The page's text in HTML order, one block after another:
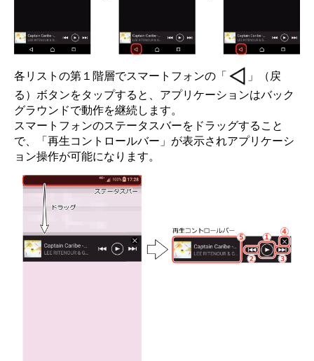
各リストの第１階層でスマートフォンの「
」（戻
る）ボタンをタップすると、アプリケーションはバック
グラウンドで動作を継続します。
スマートフォンのステータスバーをドラッグすること
で、「再生コントロールバー」が表示されアプリケーシ
ョン操作が可能になります。